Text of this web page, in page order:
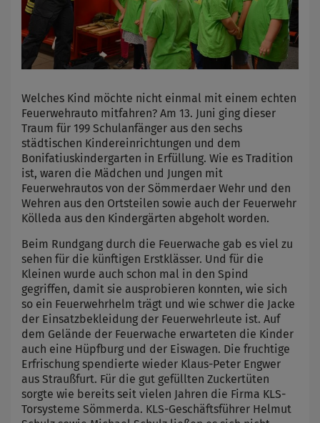
Welches Kind möchte nicht einmal mit einem echten
Feuerwehrauto mitfahren? Am 13. Juni ging dieser
Traum für 199 Schulanfänger aus den sechs
städtischen Kindereinrichtungen und dem
Bonifatiuskindergarten in Erfüllung. Wie es Tradition
ist, waren die Mädchen und Jungen mit
Feuerwehrautos von der Sömmerdaer Wehr und den
Wehren aus den Ortsteilen sowie auch der Feuerwehr
Kölleda aus den Kindergärten abgeholt worden.
Beim Rundgang durch die Feuerwache gab es viel zu
sehen für die künftigen Erstklässer. Und für die
Kleinen wurde auch schon mal in den Spind
gegriffen, damit sie ausprobieren konnten, wie sich
so ein Feuerwehrhelm trägt und wie schwer die Jacke
der Einsatzbekleidung der Feuerwehrleute ist. Auf
dem Gelände der Feuerwache erwarteten die Kinder
auch eine Hüpfburg und der Eiswagen. Die fruchtige
Erfrischung spendierte wieder Klaus-Peter Engwer
aus Straußfurt. Für die gut gefüllten Zuckertüten
sorgte wie bereits seit vielen Jahren die Firma KLS-
Torsysteme Sömmerda. KLS-Geschäftsführer Helmut